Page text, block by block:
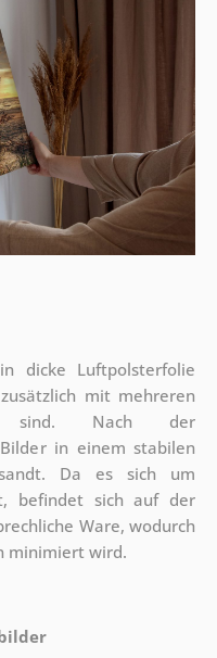
dicke Luftpolsterfolie
mit mehreren
sind. Nach der
in einem stabilen
Da es sich um
befindet sich auf der
Ware, wodurch
minimiert wird.